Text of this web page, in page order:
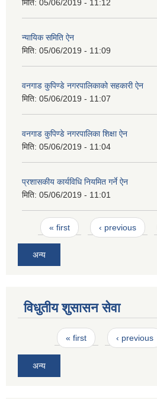
मिति: 05/06/2019 - 11:12
न्यायिक समिति ऐन
मिति: 05/06/2019 - 11:09
वनगाड कुपिण्डे नगरपालिकाको सहकारी ऐन
मिति: 05/06/2019 - 11:07
वनगाड कुपिण्डे नगरपालिका शिक्षा ऐन
मिति: 05/06/2019 - 11:04
प्रशासकीय कार्यविधि नियमित गर्ने ऐन
मिति: 05/06/2019 - 11:01
Pages
« first ‹ previous
अन्य
विधुतीय शुसासन सेवा
Pages« first ‹ previous
अन्य